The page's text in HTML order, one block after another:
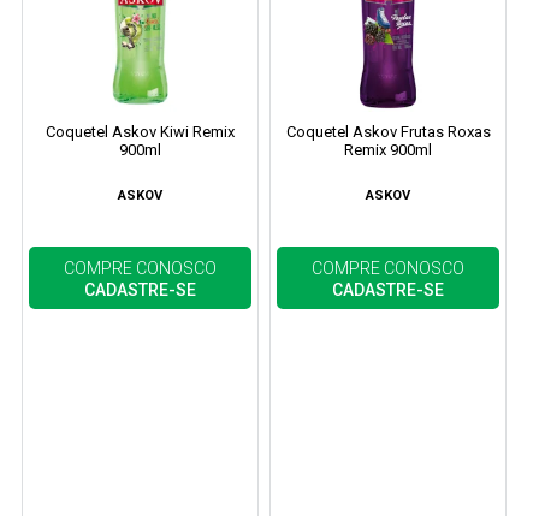
Coquetel Askov Kiwi Remix
900ml
ASKOV
COMPRE CONOSCO
CADASTRE-SE
Coquetel Askov Frutas Roxas
Remix 900ml
ASKOV
COMPRE CONOSCO
CADASTRE-SE